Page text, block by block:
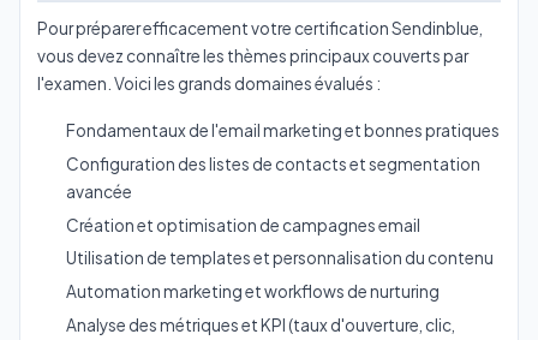
Pour préparer efficacement votre certification Sendinblue,
vous devez connaître les thèmes principaux couverts par
l'examen. Voici les grands domaines évalués :
Fondamentaux de l'email marketing et bonnes pratiques
Configuration des listes de contacts et segmentation
avancée
Création et optimisation de campagnes email
Utilisation de templates et personnalisation du contenu
Automation marketing et workflows de nurturing
Analyse des métriques et KPI (taux d'ouverture, clic,